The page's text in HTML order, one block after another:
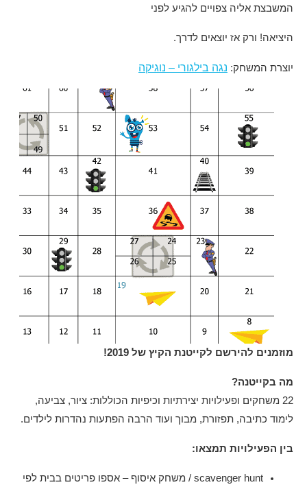
המשבצת אליה צפויים להגיע לפני
היציאה! ורק אז יוצאים לדרך.
יוצרת המשחק: נגה בילגורי – נוגיקה
מוזמנים להירשם לקייטנת הקיץ של 2019!
מה בקייטנה?
22 משחקים ופעילויות יצירתיות וכיפיות הכוללות: ציור, צביעה,
לימוד כתיבה, תפזורת, מבוך ועוד הרבה הפתעות נהדרות לילדים.
בין הפעילויות תמצאו:
scavenger hunt / משחק איסוף – אספו פריטים בבית לפי